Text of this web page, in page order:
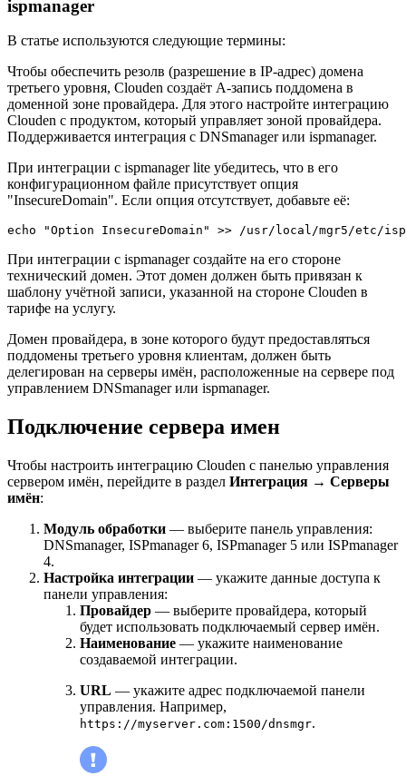
ispmanager
В статье используются следующие термины:
Чтобы обеспечить резолв (разрешение в IP-адрес) домена
третьего уровня, Clouden создаёт A-запись поддомена в
доменной зоне провайдера. Для этого настройте интеграцию
Clouden с продуктом, который управляет зоной провайдера.
Поддерживается интеграция с DNSmanager или ispmanager.
При интеграции с ispmanager lite убедитесь, что в его
конфигурационном файле присутствует опция
"InsecureDomain". Если опция отсутствует, добавьте её:
echo "Option InsecureDomain" >> /usr/local/mgr5/etc/
При интеграции с ispmanager создайте на его стороне
технический домен. Этот домен должен быть привязан к
шаблону учётной записи, указанной на стороне Clouden в
тарифе на услугу.
Домен провайдера, в зоне которого будут предоставляться
поддомены третьего уровня клиентам, должен быть
делегирован на серверы имён, расположенные на сервере под
управлением DNSmanager или ispmanager.
Подключение сервера имен
Чтобы настроить интеграцию Clouden с панелью управления
сервером имён, перейдите в раздел Интеграция → Серверы
имён:
Модуль обработки — выберите панель управления:
DNSmanager, ISPmanager 6, ISPmanager 5 или ISPmanager
4.
Настройка интеграции — укажите данные доступа к
панели управления:
Провайдер — выберите провайдера, который
будет использовать подключаемый сервер имён.
Наименование — укажите наименование
создаваемой интеграции.
URL — укажите адрес подключаемой панели
управления. Например,
https://myserver.com:1500/dnsmgr.